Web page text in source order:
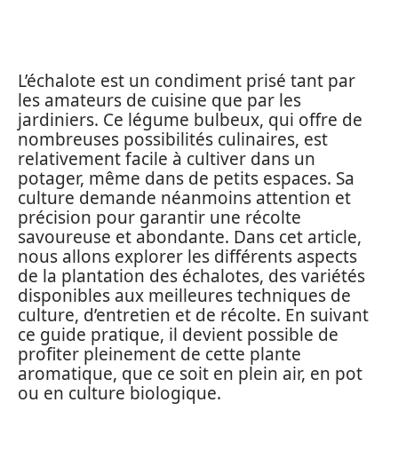
L’échalote est un condiment prisé tant par
les amateurs de cuisine que par les
jardiniers. Ce légume bulbeux, qui offre de
nombreuses possibilités culinaires, est
relativement facile à cultiver dans un
potager, même dans de petits espaces. Sa
culture demande néanmoins attention et
précision pour garantir une récolte
savoureuse et abondante. Dans cet article,
nous allons explorer les différents aspects
de la plantation des échalotes, des variétés
disponibles aux meilleures techniques de
culture, d’entretien et de récolte. En suivant
ce guide pratique, il devient possible de
profiter pleinement de cette plante
aromatique, que ce soit en plein air, en pot
ou en culture biologique.